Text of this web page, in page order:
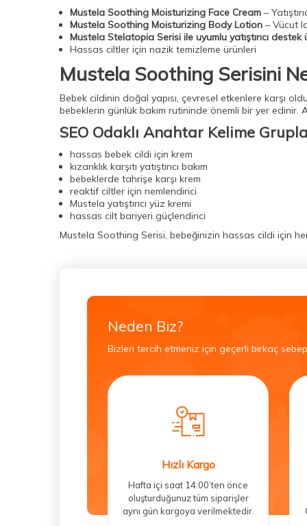
Bioderma Sebium Ürünleri (15)
Lierac Güneş Ürünleri(11)
Vichy Liftactiv Ürünleri(11)
Kadın Roll-On(12)
Nuxe Erkek Bakım Ürünleri(13)
Phyto Phytocolor Saç Boyaları
(14)
La Roche Posay Effaclar Ürünleri
(14)
Steriball Elektrikli Koruma Kabı
Nuxe Huile Prodigieuse Ürünleri
Erkek Parfümleri(15)
La Roche Posay Güneş Ürünleri
Kadın Parfümleri(24)
Nuxe Güneş Ürünleri(24)
Bioderma Sensibio(9)
Hediye Ürününü Seç(6)
Mustela Bebek Ürünleri Serisi(6)
La Roche Posay Serumlar(6)
La Roche Posay Cicaplast Ürünleri
Mustela Soothing Moisturizing Face Cream –
Mustela Soothing Moisturizing Body Lotion – Vücut
Mustela Stelatopia Serisi ile uyumlu yatıştırıcı destek
Hassas ciltler için nazik temizleme ürünleri
Mustela Soothing Serisini
Bebek cildinin doğal yapısı, çevresel etkenlere karşı
bebeklerin günlük bakım rutininde önemli bir yer edinir.
SEO Odaklı Anahtar Kelime
hassas bebek cildi için krem
kızarıklık karşıtı yatıştırıcı bakım
bebeklerde tahrişe karşı krem
reaktif ciltler için nemlendirici
Mustela yatıştırıcı yüz kremi
hassas cilt bariyeri güçlendirici
Mustela Soothing Serisi, bebeğinizin hassas cildi için
Neden Biz?
Bizleri tercih etmeniz için geçerli birkaç
Hızlı Kargo
Hafta içi saat 14:00’ten önce
oluşturduğunuz tüm siparişler
aynı gün kargoya verilmektedir.